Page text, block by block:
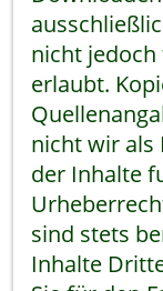
nicht
erlaubt.
nicht wir als
der Inhalte
sind stets
Inhalte